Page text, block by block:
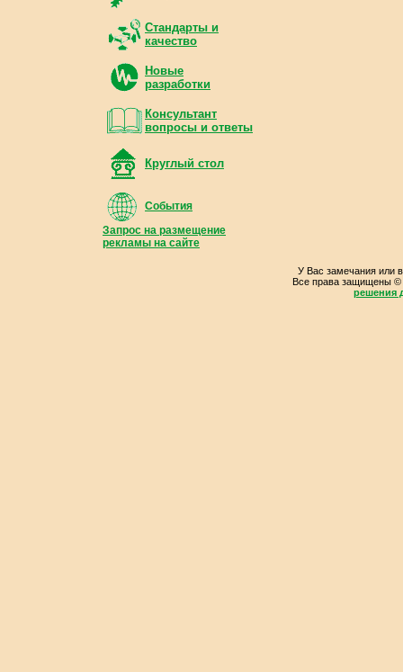
Стандарты и
качество
Новые
разработки
Консультант
вопросы и ответы
Круглый стол
События
Запрос на размещение
рекламы на сайте
У Вас замечания или
Все права защищены
решения